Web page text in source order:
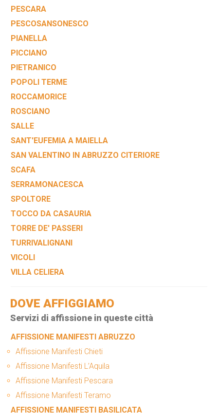
PESCARA
PESCOSANSONESCO
PIANELLA
PICCIANO
PIETRANICO
POPOLI TERME
ROCCAMORICE
ROSCIANO
SALLE
SANT'EUFEMIA A MAIELLA
SAN VALENTINO IN ABRUZZO CITERIORE
SCAFA
SERRAMONACESCA
SPOLTORE
TOCCO DA CASAURIA
TORRE DE' PASSERI
TURRIVALIGNANI
VICOLI
VILLA CELIERA
DOVE AFFIGGIAMO
Servizi di affissione in queste città
AFFISSIONE MANIFESTI ABRUZZO
Affissione Manifesti Chieti
Affissione Manifesti L’Aquila
Affissione Manifesti Pescara
Affissione Manifesti Teramo
AFFISSIONE MANIFESTI BASILICATA